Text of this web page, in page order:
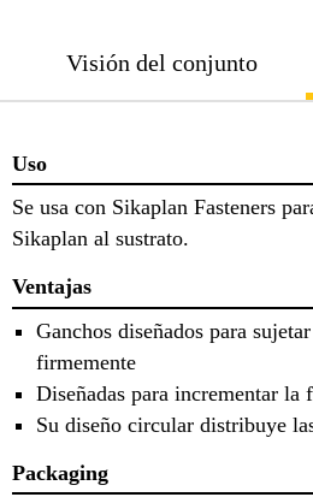
Visión del conjunto
Uso
Se usa con Sikaplan Fasteners
Sikaplan al sustrato.
Ventajas
Ganchos diseñados para
firmemente
Diseñadas para incrementar la
Su diseño circular distribuye
Packaging